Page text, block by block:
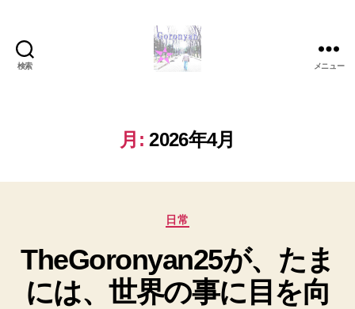
検索
マ
イ
ド
音
と
日
常
メニュー
月: 2026年4月
カ
ゴ
リ
ー
日常
TheGoronyan25が、たま
には、世界の事に目を向